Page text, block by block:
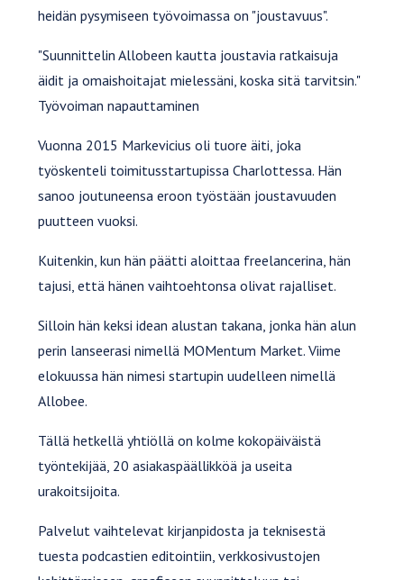
heidän pysymiseen työvoimassa on "joustavuus".
"Suunnittelin Allobeen kautta joustavia ratkaisuja
äidit ja omaishoitajat mielessäni, koska sitä tarvitsin."
Työvoiman napauttaminen
Vuonna 2015 Markevicius oli tuore äiti, joka
työskenteli toimitusstartupissa Charlottessa. Hän
sanoo joutuneensa eroon työstään joustavuuden
puutteen vuoksi.
Kuitenkin, kun hän päätti aloittaa freelancerina, hän
tajusi, että hänen vaihtoehtonsa olivat rajalliset.
Silloin hän keksi idean alustan takana, jonka hän alun
perin lanseerasi nimellä MOMentum Market. Viime
elokuussa hän nimesi startupin uudelleen nimellä
Allobee.
Tällä hetkellä yhtiöllä on kolme kokopäiväistä
työntekijää, 20 asiakaspäällikköä ja useita
urakoitsijoita.
Palvelut vaihtelevat kirjanpidosta ja teknisestä
tuesta podcastien editointiin, verkkosivustojen